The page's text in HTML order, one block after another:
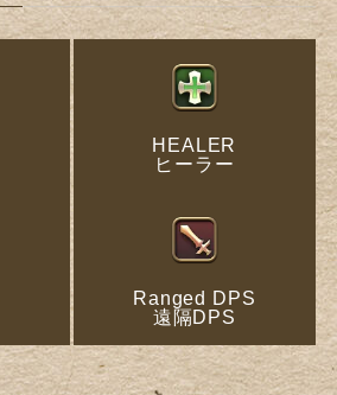
HEALER
ヒーラー
Ranged DPS
遠隔DPS